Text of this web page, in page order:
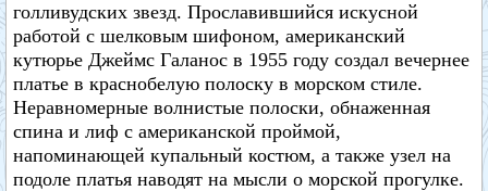
голливудских звезд. Прославившийся искусной
работой с шелковым шифоном, американский
кутюрье Джеймс Галанос в 1955 году создал вечернее
платье в краснобелую полоску в морском стиле.
Неравномерные волнистые полоски, обнаженная
спина и лиф с американской проймой,
напоминающей купальный костюм, а также узел на
подоле платья наводят на мысли о морской прогулке.